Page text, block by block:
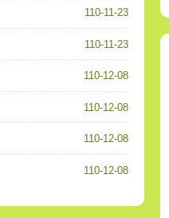
110-11-23
110-11-23
110-12-08
110-12-08
110-12-08
110-12-08